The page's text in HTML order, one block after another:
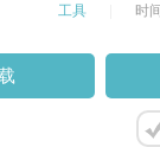
工具 时